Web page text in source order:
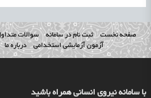
صفحه نخست ثبت نام در سامانه سوالات
آزمون آزمایشی استخدامی
درباره ما
با سامانه نیروی انسانی همراه باشید